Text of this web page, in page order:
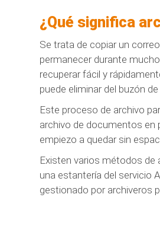
¿Qué significa
Se trata de copiar un
permanecer durante
recuperar fácil y
puede eliminar del buzón
Este proceso de archivo
archivo de documentos en
empiezo a quedar sin
Existen varios métodos de
una estantería del servicio
gestionado por archiveros